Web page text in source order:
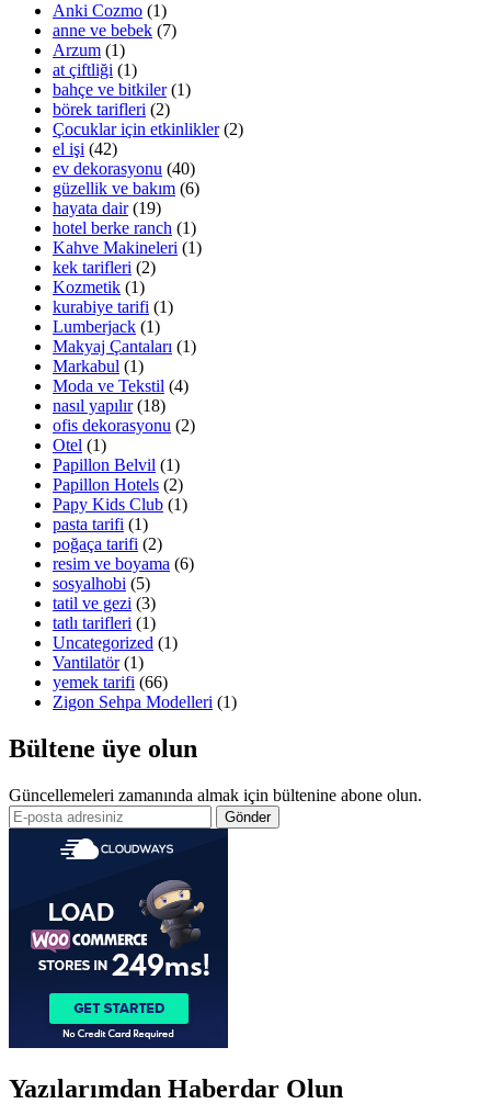
Anki Cozmo (1)
anne ve bebek (7)
Arzum (1)
at çiftliği (1)
bahçe ve bitkiler(1)
börek tarifleri (2)
Çocuklar için etkinlikler(2)
el işi (42)
ev dekorasyonu (40)
güzellik ve bakım (6)
hayata dair(19)
hotel berke ranch (1)
Kahve Makineleri (1)
kek tarifleri (2)
Kozmetik (1)
kurabiye tarifi (1)
Lumberjack (1)
Makyaj Çantaları (1)
Markabul (1)
Moda ve Tekstil (4)
nasıl yapılır(18)
ofis dekorasyonu (2)
Otel (1)
Papillon Belvil (1)
Papillon Hotels (2)
Papy Kids Club (1)
pasta tarifi (1)
poğaça tarifi (2)
resim ve boyama (6)
sosyalhobi (5)
tatil ve gezi (3)
tatlı tarifleri (1)
Uncategorized (1)
Vantilatör(1)
yemek tarifi (66)
Zigon Sehpa Modelleri (1)
Bültene üye olun
Güncellemeleri zamanında almak için bültenine abone olun.
Yazılarımdan Haberdar Olun